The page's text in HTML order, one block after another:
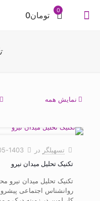
0 تومان0
نمایش همه
تسهیلگر در
1403-05-17
تکنیک تحلیل میدان نیرو
تکنیک تحلیل میدان